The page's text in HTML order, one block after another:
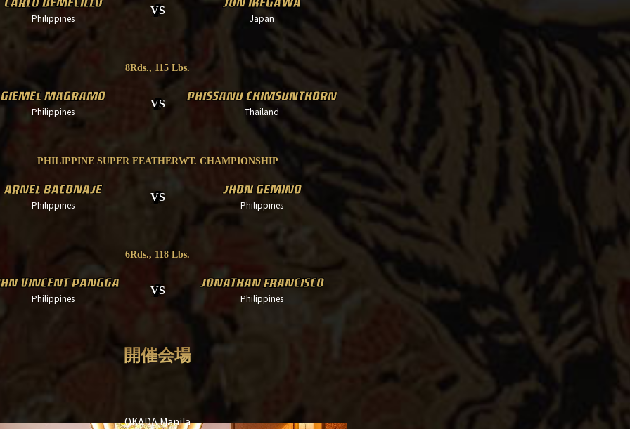
CARLO DEMECILLO
Philippines
VS
JUN IKEGAWA
Japan
8Rds., 115 Lbs.
GIEMEL MAGRAMO
Philippines
VS
PHISSANU CHIMSUNTHORN
Thailand
PHILIPPINE SUPER FEATHERWT. CHAMPIONSHIP
ARNEL BACONAJE
Philippines
VS
JHON GEMINO
Philippines
6Rds., 118 Lbs.
VINCENT PANGGA
Philippines
VS
JONATHAN FRANCISCO
Philippines
開催会場
OKADA Manila